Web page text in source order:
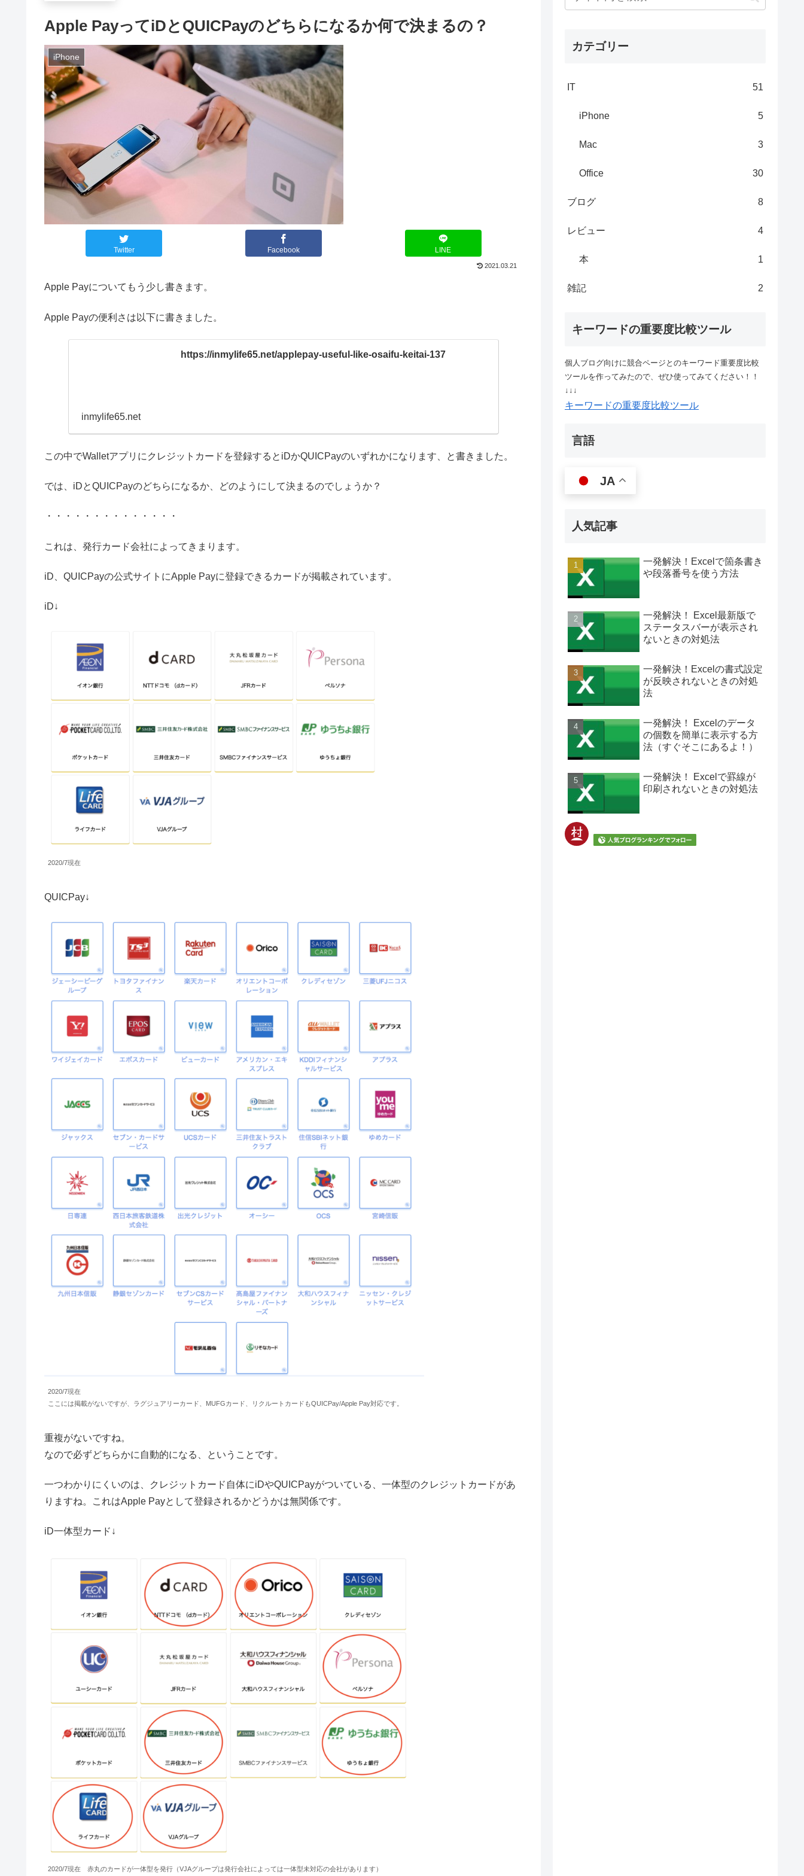
Apple PayってiDとQUICPayのどちらになるか何で決まるの？
iPhone
Twitter Facebook LINE
2021.03.21
Apple Payについてもう少し書きます。
Apple Payの便利さは以下に書きました。
https://inmylife65.net/applepay-useful-like-osaifu-keitai-137
inmylife65.net
この中でWalletアプリにクレジットカードを登録するとiDかQUICPayのいずれかになります、と書きました。
では、iDとQUICPayのどちらになるか、どのようにして決まるのでしょうか？
・・・・・・・・・・・・・・
これは、発行カード会社によってきまります。
iD、QUICPayの公式サイトにApple Payに登録できるカードが掲載されています。
iD↓
2020/7現在
QUICPay↓
2020/7現在
ここには掲載がないですが、ラグジュアリーカード、MUFGカード、リクルートカードもQUICPay/Apple Pay対応です。
重複がないですね。
なので必ずどちらかに自動的になる、ということです。
一つわかりにくいのは、クレジットカード自体にiDやQUICPayがついている、一体型のクレジットカードがあ
りますね。これはApple Payとして登録されるかどうかは無関係です。
iD一体型カード↓
2020/7現在 赤丸のカードが一体型を発行（VJAグループは発行会社によっては一体型未対応の会社があります）
カテゴリー
IT 51
iPhone 5
Mac 3
Office 30
ブログ 8
レビュー 4
本 1
雑記 2
キーワードの重要度比較ツール
個人ブログ向けに競合ページとのキーワード重要度比較
ツールを作ってみたので、ぜひ使ってみてください！！
↓↓↓
キーワードの重要度比較ツール
言語
JA
人気記事
一発解決！Excelで箇条書き
や段落番号を使う方法
一発解決！ Excel最新版で
ステータスバーが表示され
ないときの対処法
一発解決！Excelの書式設定
が反映されないときの対処
法
一発解決！ Excelのデータ
の個数を簡単に表示する方
法（すぐそこにあるよ！）
一発解決！ Excelで罫線が
印刷されないときの対処法